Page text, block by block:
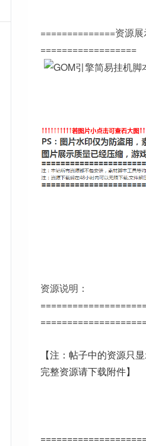
==============资源
==================
资源说明：
【注：帖子中的资源只
完整资源请下载附件】